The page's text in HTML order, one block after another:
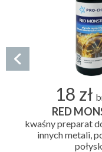
18 zł
RED
kwaśny preparat
innych metali,
połysk